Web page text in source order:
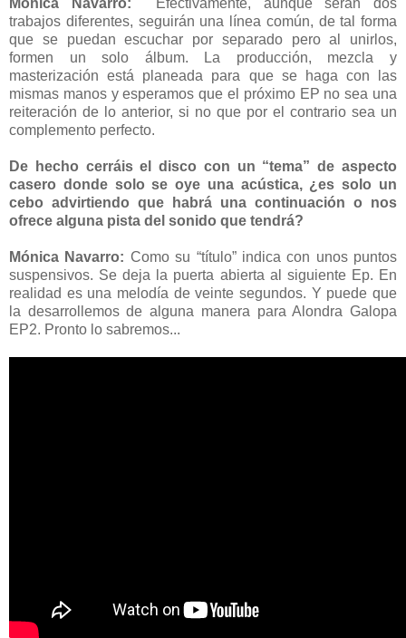
Mónica Navarro:
Efectivamente, aunque serán dos
trabajos diferentes, seguirán una línea común, de tal forma
que se puedan escuchar por separado pero al unirlos,
formen un solo álbum. La producción, mezcla y
masterización está planeada para que se haga con las
mismas manos y esperamos que el próximo EP no sea una
reiteración de lo anterior, si no que por el contrario sea un
complemento perfecto.
De hecho cerráis el disco con un “tema” de aspecto
casero donde solo se oye una acústica, ¿es solo un
cebo advirtiendo que habrá una continuación o nos
ofrece alguna pista del sonido que tendrá?
Mónica Navarro: Como su “título” indica con unos puntos
suspensivos. Se deja la puerta abierta al siguiente Ep. En
realidad es una melodía de veinte segundos. Y puede que
la desarrollemos de alguna manera para Alondra Galopa
EP2. Pronto lo sabremos...